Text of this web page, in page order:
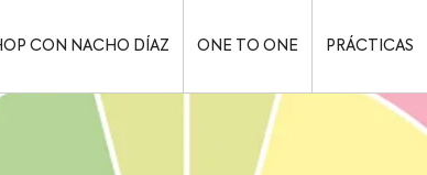
CON NACHO DÍAZ ONE TO ONE PRÁCTICAS